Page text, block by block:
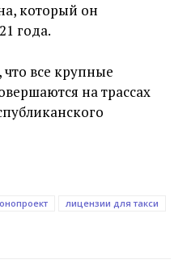
который он
года.
, что все крупные
на трассах
лицензии для такси